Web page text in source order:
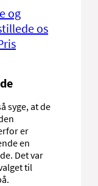
samtale,
din
og
os
syge, at de
er
en
Det var
til